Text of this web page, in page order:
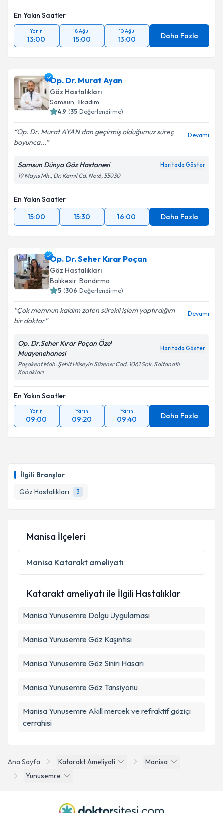
İlgili Branşlar
Göz Hastalıkları
3
En Yakın Saatler
Yarın
13:00
8 Ağu
15:00
10 Ağu
13:00 Daha Fazla
Op. Dr. Murat Ayan
Göz Hastalıkları
Samsun, İlkadım
4.9 (35 Değerlendirme)
Op. Dr. Murat AYAN dan geçirmiş olduğumuz süreç
boyunca...
Devamı
Samsun Dünya Göz Hastanesi Haritada Göster
19 Mayıs Mh., Dr. Kamil Cd. No:6, 55030
En Yakın Saatler
15:00
15:30 16:00 Daha Fazla
Op. Dr. Seher Kırar Poçan
Göz Hastalıkları
Balıkesir, Bandırma
5 (306 Değerlendirme)
Çok memnun kaldım zaten sürekli işlem yaptırdığım
bir doktor
Devamı
Op. Dr.Seher Kırar Poçan Özel
Muayenehanesi
Haritada Göster
Paşakent Mah. Şehit Hüseyin Süzener Cad. 1061 Sok. Saltanatlı
Konakları
En Yakın Saatler
Yarın
09:00
Yarın
09:20
Yarın
09:40 Daha Fazla
Ana Sayfa Katarakt Ameliyati
Manisa
Yunusemre
Manisa İlçeleri
Manisa Katarakt ameliyatı
Katarakt ameliyatı ile İlgili Hastalıklar
Manisa Yunusemre Dolgu Uygulamasi
Manisa Yunusemre Göz Kaşıntısı
Manisa Yunusemre Göz Siniri Hasarı
Manisa Yunusemre Göz Tansiyonu
Manisa Yunusemre Akill mercek ve refraktif göziçi
cerrahisi